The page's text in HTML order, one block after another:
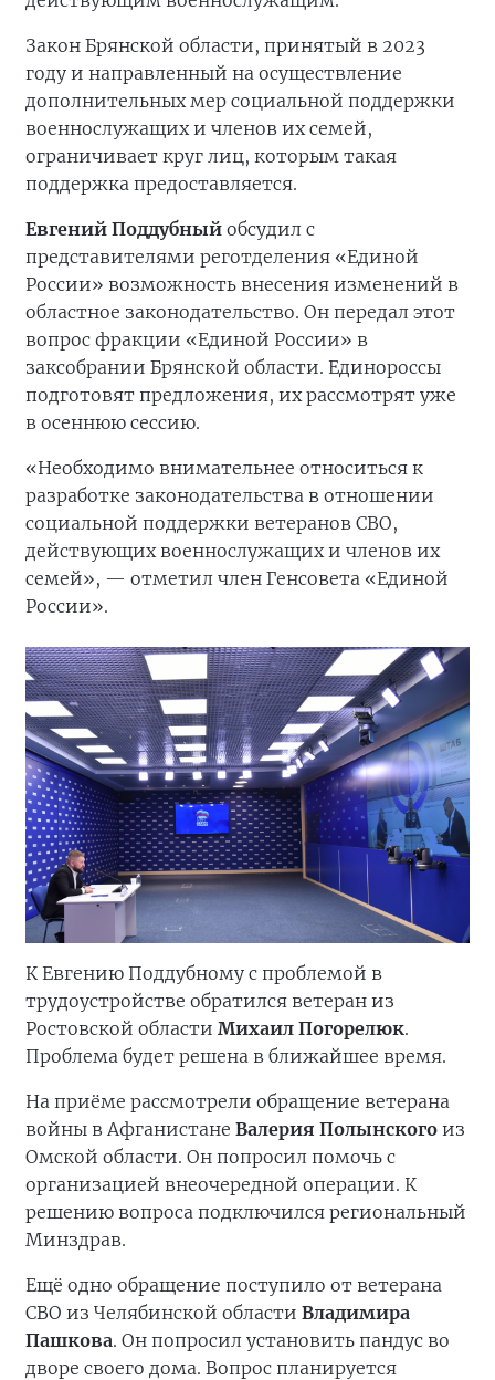
Закон Брянской области, принятый в 2023
году и направленный на осуществление
дополнительных мер социальной поддержки
военнослужащих и членов их семей,
ограничивает круг лиц, которым такая
поддержка предоставляется.
Евгений Поддубный обсудил с
представителями реготделения «Единой
России» возможность внесения изменений в
областное законодательство. Он передал этот
вопрос фракции «Единой России» в
заксобрании Брянской области. Единороссы
подготовят предложения, их рассмотрят уже
в осеннюю сессию.
«Необходимо внимательнее относиться к
разработке законодательства в отношении
социальной поддержки ветеранов СВО,
действующих военнослужащих и членов их
семей», — отметил член Генсовета «Единой
России».
К Евгению Поддубному с проблемой в
трудоустройстве обратился ветеран из
Ростовской области Михаил Погорелюк.
Проблема будет решена в ближайшее время.
На приёме рассмотрели обращение ветерана
войны в Афганистане Валерия Полынского из
Омской области. Он попросил помочь с
организацией внеочередной операции. К
решению вопроса подключился региональный
Минздрав.
Ещё одно обращение поступило от ветерана
СВО из Челябинской области Владимира
Пашкова. Он попросил установить пандус во
дворе своего дома. Вопрос планируется